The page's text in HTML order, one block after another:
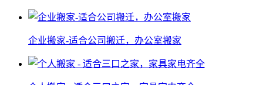
企业搬家-适合公司搬迁，办公室搬家